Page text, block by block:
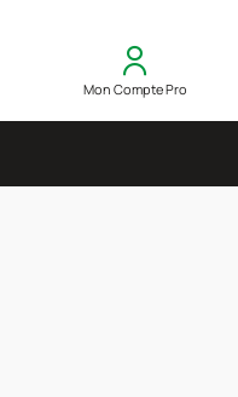
Mon Compte Pro